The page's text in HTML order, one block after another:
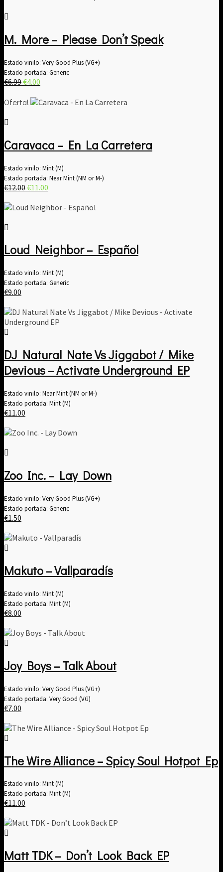
M. More – Please Don’t Speak
Estado vinilo: Very Good Plus (VG+)
Estado portada: Generic
€6.99El
original
€4.00
actual
Oferta!
Caravaca – En La Carretera
Estado vinilo: Mint (M)
Estado portada: Near Mint (NM or M-)
€12.00El
original
€11.00
actual
Loud Neighbor – Español
Estado vinilo: Mint (M)
Estado portada: Generic
€9.00
DJ Natural Nate Vs Jiggabot / Mike
Devious – Activate Underground EP
Estado vinilo: Near Mint (NM or M-)
Estado portada: Mint (M)
€11.00
Zoo Inc. – Lay Down
Estado vinilo: Very Good Plus (VG+)
Estado portada: Generic
€1.50
Makuto – Vallparadís
Estado vinilo: Mint (M)
Estado portada: Mint (M)
€8.00
Joy Boys – Talk About
Estado vinilo: Very Good Plus (VG+)
Estado portada: Very Good (VG)
€7.00
The Wire Alliance – Spicy Soul Hotpot Ep
Estado vinilo: Mint (M)
Estado portada: Mint (M)
€11.00
Matt TDK – Don’t Look Back EP